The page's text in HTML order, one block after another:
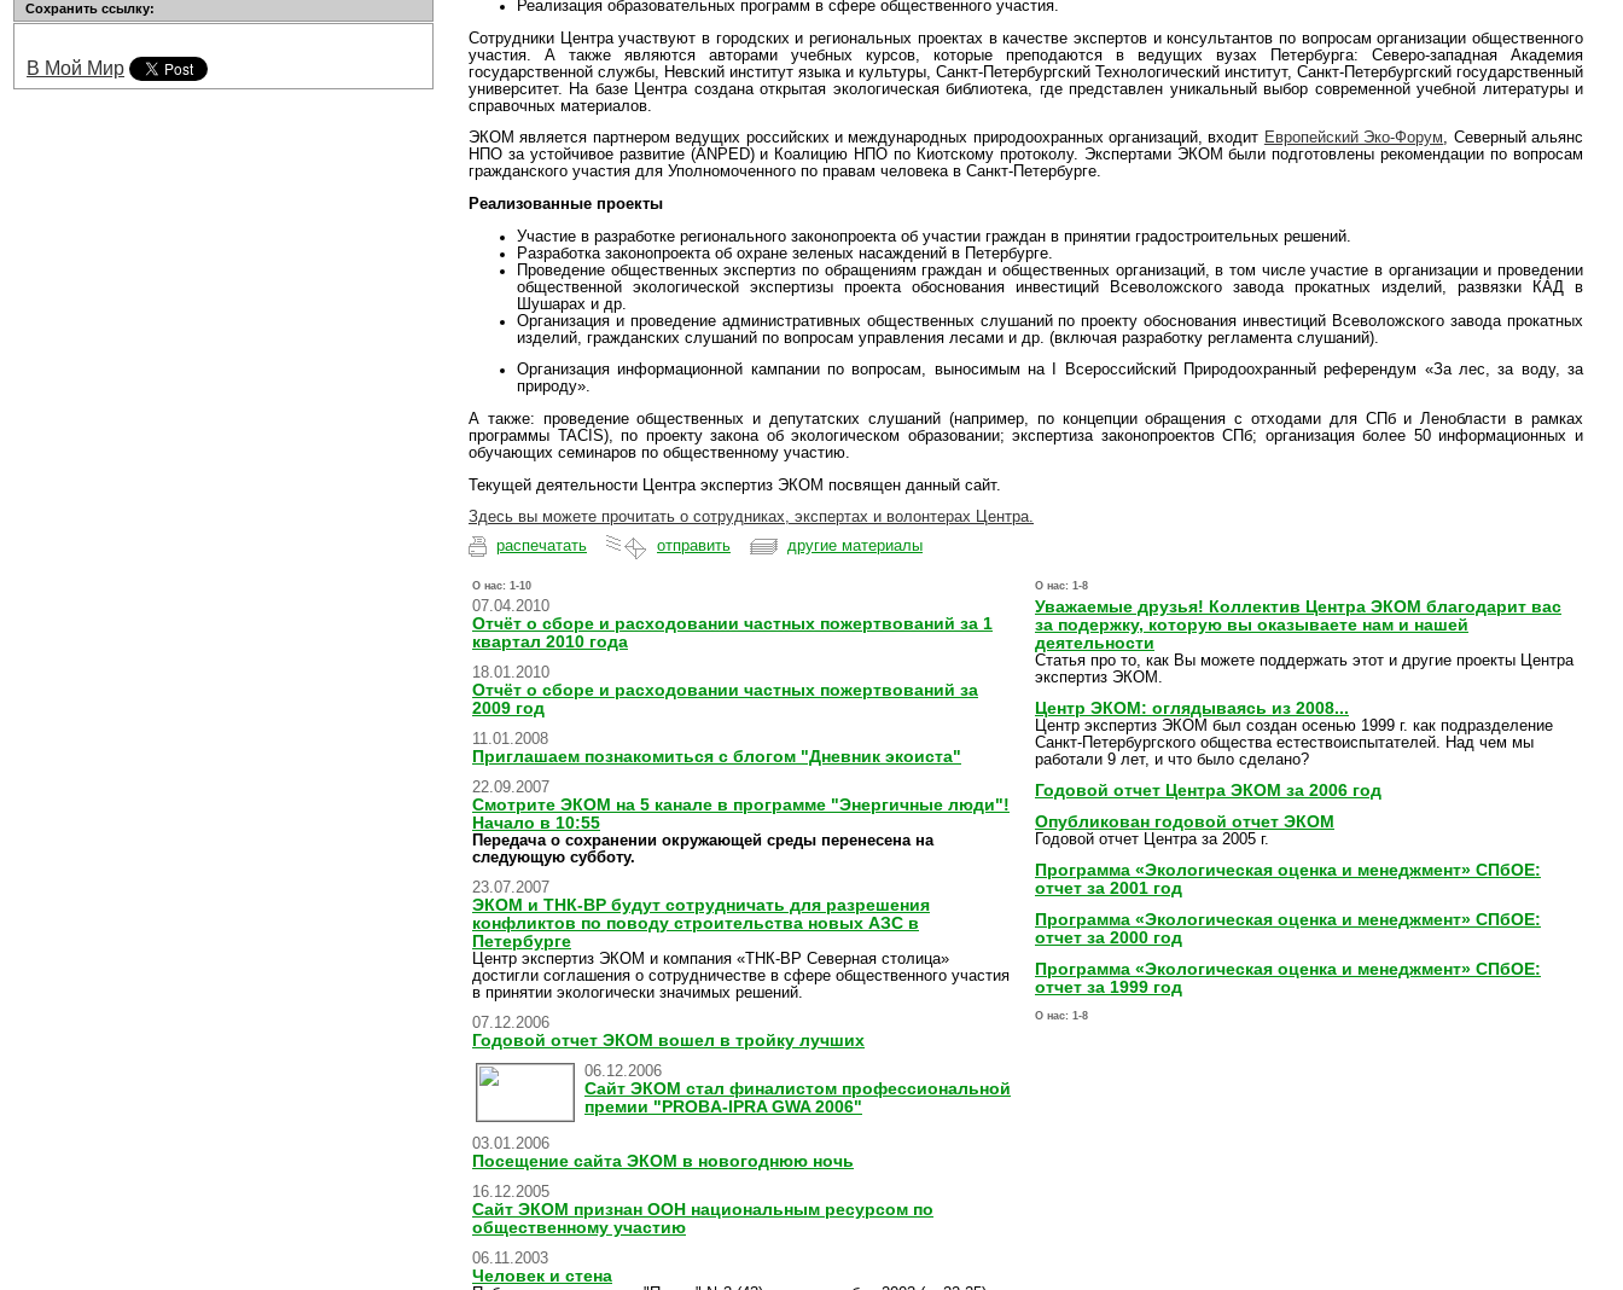
Сохранить ссылку:
В Мой Мир
Реализация образовательных программ в сфере общественного участия.
Сотрудники Центра участвуют в городских и региональных проектах в качестве экспертов и консультантов по вопросам организации общественного
участия. А также являются авторами учебных курсов, которые преподаются в ведущих вузах Петербурга: Северо-западная Академия
государственной службы, Невский институт языка и культуры, Санкт-Петербургский Технологический институт, Санкт-Петербургский государственный
университет. На базе Центра создана открытая экологическая библиотека, где представлен уникальный выбор современной учебной литературы и
справочных материалов.
ЭКОМ является партнером ведущих российских и международных природоохранных организаций, входит Европейский Эко-Форум, Северный альянс
НПО за устойчивое развитие (ANPED) и Коалицию НПО по Киотскому протоколу. Экспертами ЭКОМ были подготовлены рекомендации по вопросам
гражданского участия для Уполномоченного по правам человека в Санкт-Петербурге.
Реализованные проекты
Участие в разработке регионального законопроекта об участии граждан в принятии градостроительных решений.
Разработка законопроекта об охране зеленых насаждений в Петербурге.
Проведение общественных экспертиз по обращениям граждан и общественных организаций, в том числе участие в организации и проведении
общественной экологической экспертизы проекта обоснования инвестиций Всеволожского завода прокатных изделий, развязки КАД в
Шушарах и др.
Организация и проведение административных общественных слушаний по проекту обоснования инвестиций Всеволожского завода прокатных
изделий, гражданских слушаний по вопросам управления лесами и др. (включая разработку регламента слушаний).
Организация информационной кампании по вопросам, выносимым на I Всероссийский Природоохранный референдум «За лес, за воду, за
природу».
А также: проведение общественных и депутатских слушаний (например, по концепции обращения с отходами для СПб и Ленобласти в рамках
программы TACIS), по проекту закона об экологическом образовании; экспертиза законопроектов СПб; организация более 50 информационных и
обучающих семинаров по общественному участию.
Текущей деятельности Центра экспертиз ЭКОМ посвящен данный сайт.
Здесь вы можете прочитать о сотрудниках, экспертах и волонтерах Центра.
распечатать
отправить другие материалы
О нас: 1-10
07.04.2010
Отчёт о сборе и расходовании частных пожертвований за 1
квартал 2010 года
18.01.2010
Отчёт о сборе и расходовании частных пожертвований за
2009 год
11.01.2008
Приглашаем познакомиться с блогом "Дневник экоиста"
22.09.2007
Смотрите ЭКОМ на 5 канале в программе "Энергичные люди"!
Начало в 10:55
Передача о сохранении окружающей среды перенесена на
следующую субботу.
23.07.2007
ЭКОМ и ТНК-BP будут сотрудничать для разрешения
конфликтов по поводу строительства новых АЗС в
Петербурге
Центр экспертиз ЭКОМ и компания «ТНК-BP Северная столица»
достигли соглашения о сотрудничестве в сфере общественного участия
в принятии экологически значимых решений.
07.12.2006
Годовой отчет ЭКОМ вошел в тройку лучших
06.12.2006
Сайт ЭКОМ стал финалистом профессиональной
премии "PROBA-IPRA GWA 2006"
03.01.2006
Посещение сайта ЭКОМ в новогоднюю ночь
16.12.2005
Сайт ЭКОМ признан ООН национальным ресурсом по
общественному участию
06.11.2003
Человек и стена
О нас: 1-8
Уважаемые друзья! Коллектив Центра ЭКОМ благодарит вас
за подержку, которую вы оказываете нам и нашей
деятельности
Статья про то, как Вы можете поддержать этот и другие проекты Центра
экспертиз ЭКОМ.
Центр ЭКОМ: оглядываясь из 2008...
Центр экспертиз ЭКОМ был создан осенью 1999 г. как подразделение
Санкт-Петербургского общества естествоиспытателей. Над чем мы
работали 9 лет, и что было сделано?
Годовой отчет Центра ЭКОМ за 2006 год
Опубликован годовой отчет ЭКОМ
Годовой отчет Центра за 2005 г.
Программа «Экологическая оценка и менеджмент» СПбОЕ:
отчет за 2001 год
Программа «Экологическая оценка и менеджмент» СПбОЕ:
отчет за 2000 год
Программа «Экологическая оценка и менеджмент» СПбОЕ:
отчет за 1999 год
О нас: 1-8